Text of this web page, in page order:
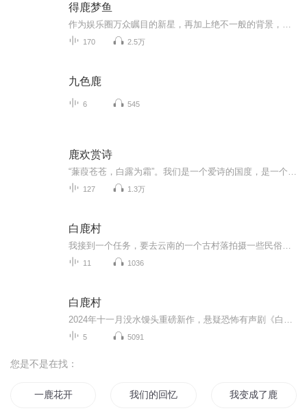
得鹿梦鱼
170 2.5万
九色鹿
6 545
鹿欢赏诗
127 1.3万
白鹿村
11 1036
白鹿村
5 5091
您是不是在找：
一鹿花开 我们的回忆不是回忆 我变成了鹿